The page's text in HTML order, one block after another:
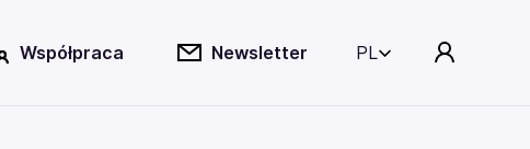
Współpraca Newsletter PL